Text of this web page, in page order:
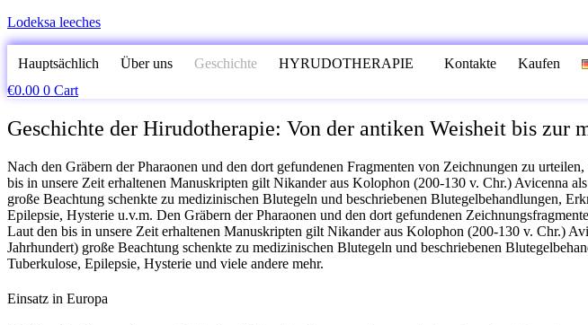
Lodeksa leeches
Hauptsächlich Über uns Geschichte HYRUDOTHERAPIE Kontakte Kaufen
€0.00 0 Cart
Geschichte der Hirudotherapie: Von der antiken Weisheit bis zur
Nach den Gräbern der Pharaonen und den dort gefundenen Fragmenten von Zeichnungen zu
bis in unsere Zeit erhaltenen Manuskripten gilt Nikander aus Kolophon (200-130 v. Chr.) Avicenna
große Beachtung schenkte zu medizinischen Blutegeln und beschriebenen Blutegelbehandlungen,
Epilepsie, Hysterie u.v.m. Den Gräbern der Pharaonen und den dort gefundenen
Laut den bis in unsere Zeit erhaltenen Manuskripten gilt Nikander aus Kolophon (200-130 v. Chr.)
Jahrhundert) große Beachtung schenkte zu medizinischen Blutegeln und beschriebenen
Tuberkulose, Epilepsie, Hysterie und viele andere mehr.
Einsatz in Europa